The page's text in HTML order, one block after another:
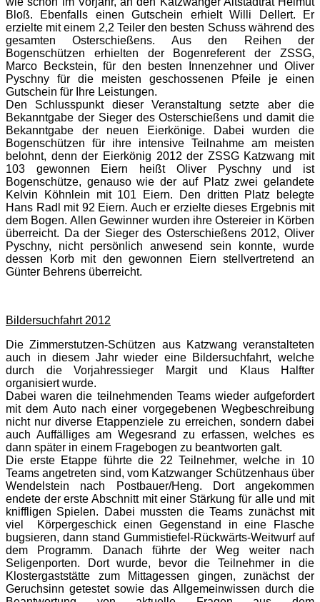
Bloß. Ebenfalls einen Gutschein erhielt Willi Dellert. Er
erzielte mit einem 2,2 Teiler den besten Schuss während des
gesamten Osterschießens. Aus den Reihen der
Bogenschützen erhielten der Bogenreferent der ZSSG,
Marco Beckstein, für den besten Innenzehner und Oliver
Pyschny für die meisten geschossenen Pfeile je einen
Gutschein für Ihre Leistungen.
Den Schlusspunkt dieser Veranstaltung setzte aber die
Bekanntgabe der Sieger des Osterschießens und damit die
Bekanntgabe der neuen Eierkönige. Dabei wurden die
Bogenschützen für ihre intensive Teilnahme am meisten
belohnt, denn der Eierkönig 2012 der ZSSG Katzwang mit
103 gewonnen Eiern heißt Oliver Pyschny und ist
Bogenschütze, genauso wie der auf Platz zwei gelandete
Kelvin Köhnlein mit 101 Eiern. Den dritten Platz belegte
Hans Radl mit 92 Eiern. Auch er erzielte dieses Ergebnis mit
dem Bogen. Allen Gewinner wurden ihre Ostereier in Körben
überreicht. Da der Sieger des Osterschießens 2012, Oliver
Pyschny, nicht persönlich anwesend sein konnte, wurde
dessen Korb mit den gewonnen Eiern stellvertretend an
Günter Behrens überreicht.
Bildersuchfahrt 2012
Die Zimmerstutzen-Schützen aus Katzwang veranstalteten
auch in diesem Jahr wieder eine Bildersuchfahrt, welche
durch die Vorjahressieger Margit und Klaus Halfter
organisiert wurde.
Dabei waren die teilnehmenden Teams wieder aufgefordert
mit dem Auto nach einer vorgegebenen Wegbeschreibung
nicht nur diverse Etappenziele zu erreichen, sondern dabei
auch Auffälliges am Wegesrand zu erfassen, welches es
dann später in einem Fragebogen zu beantworten galt.
Die erste Etappe führte die 22 Teilnehmer, welche in 10
Teams angetreten sind, vom Katzwanger Schützenhaus über
Wendelstein nach Postbauer/Heng. Dort angekommen
endete der erste Abschnitt mit einer Stärkung für alle und mit
kniffligen Spielen. Dabei mussten die Teams zunächst mit
viel Körpergeschick einen Gegenstand in eine Flasche
bugsieren, dann stand Gummistiefel-Rückwärts-Weitwurf auf
dem Programm. Danach führte der Weg weiter nach
Seligenporten. Dort wurde, bevor die Teilnehmer in die
Klostergaststätte zum Mittagessen gingen, zunächst der
Geruchsinn getestet sowie das Allgemeinwissen durch die